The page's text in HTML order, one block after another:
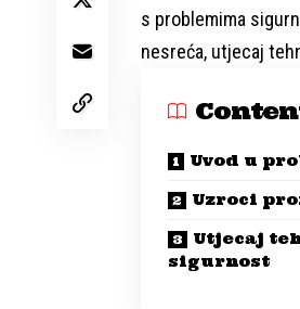
s problemima
nesreća, utjecaj
Uvod u
Uzroci
Utjecaj
sigurnost